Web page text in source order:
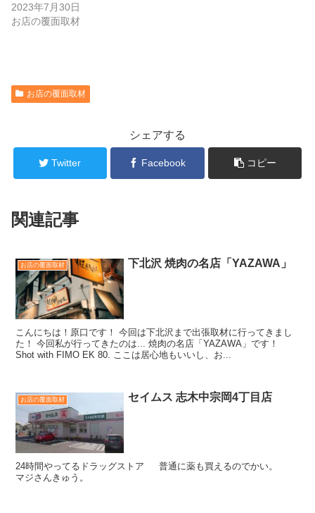
2023年7月30日
お店の覆面取材
お店の覆面取材
シェアする
Twitter Facebook コピー
関連記事
お店の覆面取材 下北沢 焼肉の名店「YAZAWA」
こんにちは！原口です！ 今回は下北沢まで出張取材に行ってきまし
た！ 今回私が行ってきたのは... 焼肉の名店「YAZAWA」です！
Shot with FIMO EK 80. ここは居心地もいいし、お...
お店の覆面取材 セイムス 志木中宗岡4丁目店
24時間やってるドラッグストア 普通に薬も買えるのでかい。
マジさんきゅう。